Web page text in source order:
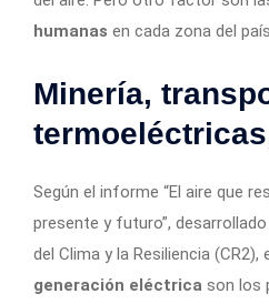
humanas en cada zona del
Minería,
Según el informe “El aire que
presente y futuro”,
del Clima y la Resiliencia (CR2),
generación eléctrica son los